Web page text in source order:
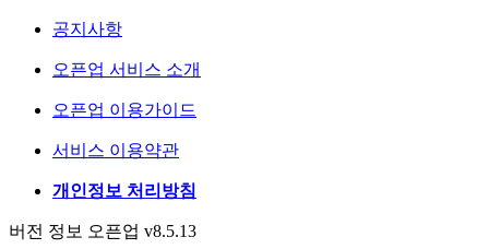
공지사항
오픈업 서비스 소개
오픈업 이용가이드
서비스 이용약관
개인정보 처리방침
버전 정보 오픈업 v8.5.13